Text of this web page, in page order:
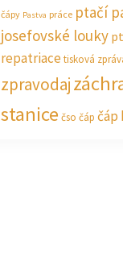
čápy Pastva práce ptačí
josefovské louky
repatriacetisková
zpravodaj
stanice čso čáp čáp